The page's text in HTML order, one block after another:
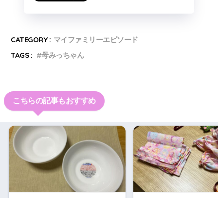
CATEGORY : マイファミリーエピソード
TAGS :
母みっちゃん
こちらの記事もおすすめ